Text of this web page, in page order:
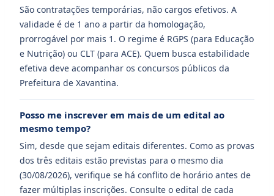
São contratações temporárias, não cargos efetivos. A
validade é de 1 ano a partir da homologação,
prorrogável por mais 1. O regime é RGPS (para Educação
e Nutrição) ou CLT (para ACE). Quem busca estabilidade
efetiva deve acompanhar os concursos públicos da
Prefeitura de Xavantina.
Posso me inscrever em mais de um edital ao
mesmo tempo?
Sim, desde que sejam editais diferentes. Como as provas
dos três editais estão previstas para o mesmo dia
(30/08/2026), verifique se há conflito de horário antes de
fazer múltiplas inscrições. Consulte o edital de cada